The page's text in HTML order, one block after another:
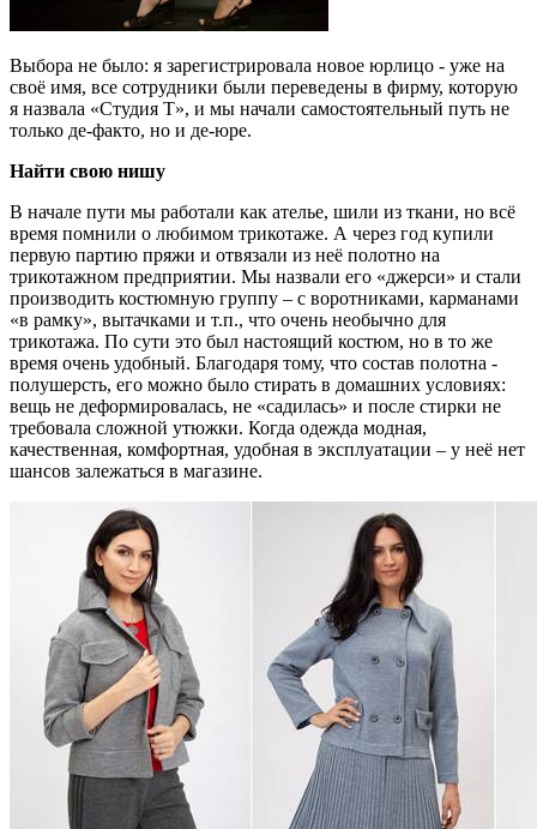
Выбора не было: я зарегистрировала новое юрлицо - уже на
своё имя, все сотрудники были переведены в фирму, которую
я назвала «Студия Т», и мы начали самостоятельный путь не
только де-факто, но и де-юре.
Найти свою нишу
В начале пути мы работали как ателье, шили из ткани, но всё
время помнили о любимом трикотаже. А через год купили
первую партию пряжи и отвязали из неё полотно на
трикотажном предприятии. Мы назвали его «джерси» и стали
производить костюмную группу – с воротниками, карманами
«в рамку», вытачками и т.п., что очень необычно для
трикотажа. По сути это был настоящий костюм, но в то же
время очень удобный. Благодаря тому, что состав полотна -
полушерсть, его можно было стирать в домашних условиях:
вещь не деформировалась, не «садилась» и после стирки не
требовала сложной утюжки. Когда одежда модная,
качественная, комфортная, удобная в эксплуатации – у неё нет
шансов залежаться в магазине.